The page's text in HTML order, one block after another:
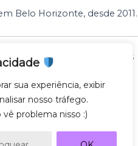
sua experiência, exibir
nosso tráfego.
vê problema nisso :)
Belo Horizonte, desde 2011.
Todos os direitos reservados
DE SOFTWARES
0001-27
SAVASSI, 30112-021,